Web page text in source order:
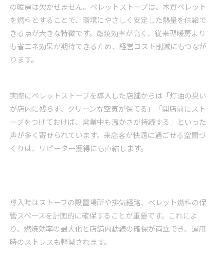
の暖房は欠かせません。ペレットストーブは、木質ペレット
を燃料とすることで、環境にやさしく安定した熱量を供給で
きる点が大きな特徴です。燃焼効率が高く、従来型暖房より
も省エネ効果が期待できるため、経営コスト削減にもつなが
ります。
実際にペレットストーブを導入した店舗からは「灯油の臭い
が店内に残らず、クリーンな空気が保てる」「開店前にスト
ーブをつけておけば、営業中も温かさが持続する」といった
声が多く寄せられています。来店客が快適に過ごせる空間づ
くりは、リピーター獲得にも直結します。
導入時はストーブの設置場所や排気経路、ペレット燃料の保
管スペースを計画的に確保することが重要です。これによ
り、燃焼効率の最大化と店舗内動線の確保が両立でき、運用
時のストレスも軽減されます。